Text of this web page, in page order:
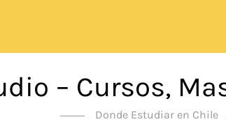
– Cursos,
Donde Estudiar en Chile